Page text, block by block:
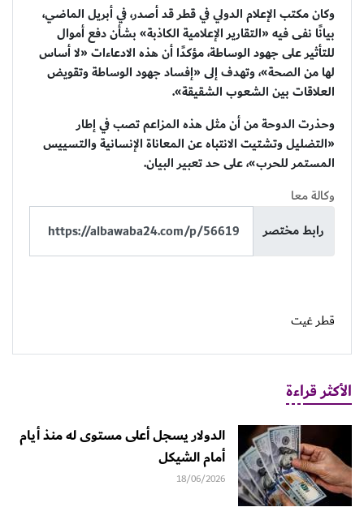
وكان مكتب الإعلام الدولي في قطر قد أصدر، في أبريل الماضي،
بيانًا نفى فيه «التقارير الإعلامية الكاذبة» بشأن دفع أموال
للتأثير على جهود الوساطة، مؤكدًا أن هذه الادعاءات «لا أساس
لها من الصحة»، وتهدف إلى «إفساد جهود الوساطة وتقويض
العلاقات بين الشعوب الشقيقة».
وحذرت الدوحة من أن مثل هذه المزاعم تصب في إطار
«التضليل وتشتيت الانتباه عن المعاناة الإنسانية والتسييس
المستمر للحرب»، على حد تعبير البيان.
وكالة معا
رابط مختصر
قطر غيت
الأكثر قراءة
الدولار يسجل أعلى مستوى له منذ أيام
أمام الشيكل
18/06/2026